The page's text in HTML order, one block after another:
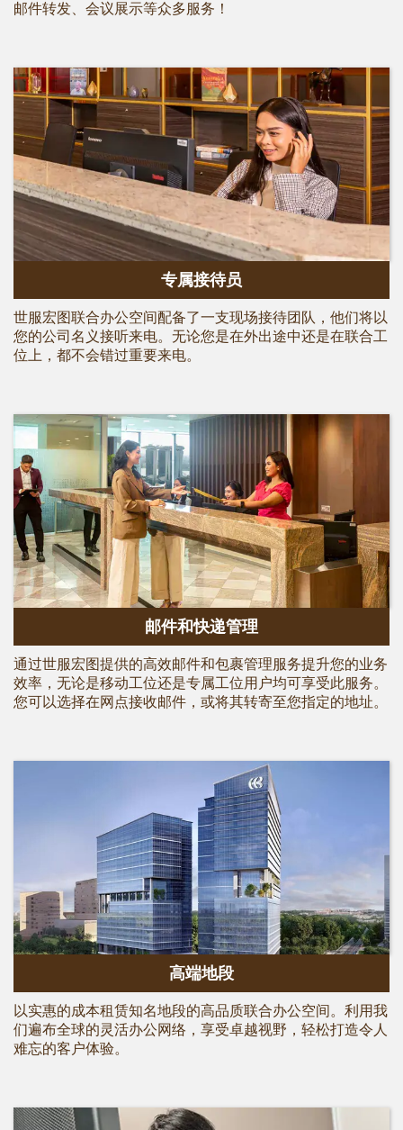
邮件转发、会议展示等众多服务！
专属接待员
世服宏图联合办公空间配备了一支现场接待团队，他们将以
您的公司名义接听来电。无论您是在外出途中还是在联合工
位上，都不会错过重要来电。
邮件和快递管理
通过世服宏图提供的高效邮件和包裹管理服务提升您的业务
效率，无论是移动工位还是专属工位用户均可享受此服务。
您可以选择在网点接收邮件，或将其转寄至您指定的地址。
高端地段
以实惠的成本租赁知名地段的高品质联合办公空间。利用我
们遍布全球的灵活办公网络，享受卓越视野，轻松打造令人
难忘的客户体验。